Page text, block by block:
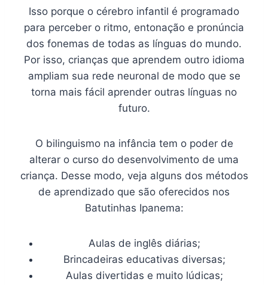
Isso porque o cérebro infantil é programado
para perceber o ritmo, entonação e pronúncia
dos fonemas de todas as línguas do mundo.
Por isso, crianças que aprendem outro idioma
ampliam sua rede neuronal de modo que se
torna mais fácil aprender outras línguas no
futuro.
O bilinguismo na infância tem o poder de
alterar o curso do desenvolvimento de uma
criança. Desse modo, veja alguns dos métodos
de aprendizado que são oferecidos nos
Batutinhas Ipanema:
Aulas de inglês diárias;
Brincadeiras educativas diversas;
Aulas divertidas e muito lúdicas;